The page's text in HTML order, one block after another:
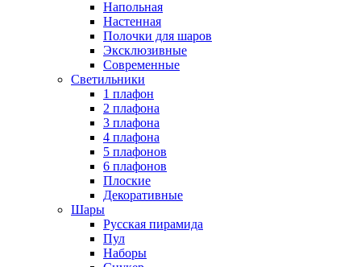
Напольная
Настенная
Полочки для шаров
Эксклюзивные
Современные
Светильники
1 плафон
2 плафона
3 плафона
4 плафона
5 плафонов
6 плафонов
Плоские
Декоративные
Шары
Русская пирамида
Пул
Наборы